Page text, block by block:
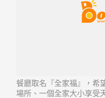
餐廳取名『全家福』，希
場所、一個全家大小享受